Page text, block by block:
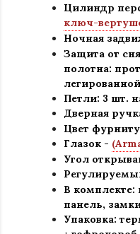
Цилиндр
ключ-
Ночная
Защита от
полотна:
Петли: 3 шт.
Дверная
Цвет
Глазок -
Угол
В комплекте:
панель,
Упаковка: